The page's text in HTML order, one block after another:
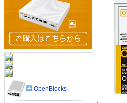
OpenBlocks